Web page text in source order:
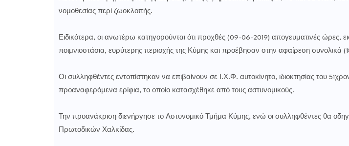
νομοθεσίας περί ζωοκλοπής.
Ειδικότερα, οι ανωτέρω κατηγορούνται ότι προχθές (09-06-2019) απογευματινές ώρες,
ποιμνιοστάσια, ευρύτερης περιοχής της Κύμης και προέβησαν στην αφαίρεση συνολικά
Οι συλληφθέντες εντοπίστηκαν να επιβαίνουν σε Ι.Χ.Φ. αυτοκίνητο, ιδιοκτησίας του
προαναφερόμενα ερίφια, το οποίο κατασχέθηκε από τους αστυνομικούς.
Την προανάκριση διενήργησε το Αστυνομικό Τμήμα Κύμης, ενώ οι συλληφθέντες θα
Πρωτοδικών Χαλκίδας.